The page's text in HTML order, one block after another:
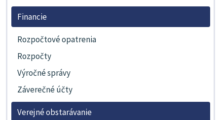
Financie
Rozpočtové opatrenia
Rozpočty
Výročné správy
Záverečné účty
Verejné obstarávanie